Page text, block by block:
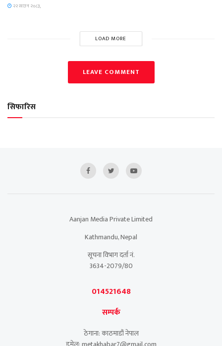
२२ साउन २०८३,
LOAD MORE
LEAVE COMMENT
सिफारिस
Aanjan Media Private Limited
Kathmandu, Nepal
सूचना विभाग दर्ता नं.
3634-2079/80
014521648
सम्पर्क
ठेगाना: काठमाडौं नेपाल